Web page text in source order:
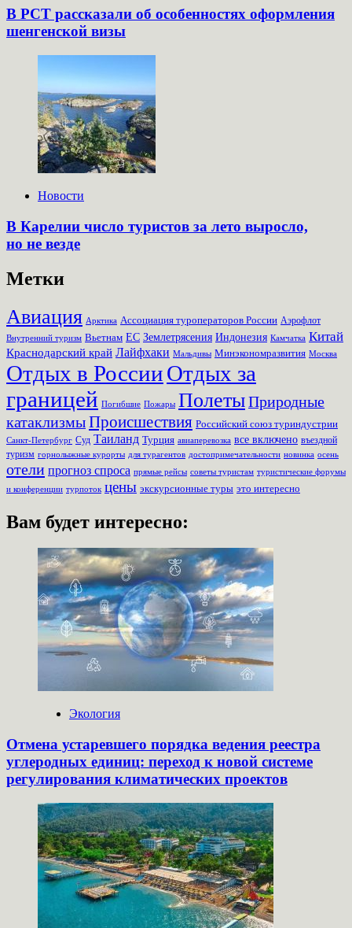
В РСТ рассказали об особенностях оформления
шенгенской визы
Новости
В Карелии число туристов за лето выросло,
но не везде
Метки
Авиация Арктика Ассоциация туроператоров России Аэрофлот
Внутренний туризм Вьетнам ЕС Землетрясения Индонезия Камчатка Китай
Краснодарский край Лайфхаки Мальдивы Минэкономразвития Москва
Отдых в РоссииОтдых за
границей Погибшие Пожары ПолетыПриродные
катаклизмыПроисшествия Российский союз туриндустрии
Санкт-Петербург Суд Таиланд Турция авиаперевозка все включено въездной
туризм горнолыжные курорты для турагентов достопримечательности новинка осень
отели прогноз спроса прямые рейсы советы туристам туристические форумы
и конференции турпоток цены экскурсионные туры это интересно
Вам будет интересно:
Экология
Отмена устаревшего порядка ведения реестра
углеродных единиц: переход к новой системе
регулирования климатических проектов